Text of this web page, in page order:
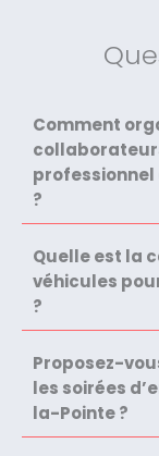
Comment
?
Quelle est la
véhicules
?
Proposez-
les soirées
la-Pointe ?